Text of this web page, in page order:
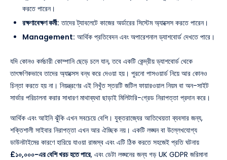
করতে পারেন।
রক্ষণাবেক্ষণ কর্মী: তাদের ট্যাবলেটে কাজের অর্ডারের সিস্টেম অ্যাক্সেস করতে পারেন।
Management: আর্থিক প্রতিবেদন এবং অপারেশনাল ড্যাশবোর্ড দেখতে পারে।
যদি কোনও কর্মচারী কোম্পানি ছেড়ে চলে যান, তবে একটি কেন্দ্রীয় ড্যাশবোর্ড থেকে
তাৎক্ষণিকভাবে তাদের অ্যাক্সেস বন্ধ করে দেওয়া হয়। পুরনো পাসওয়ার্ড নিয়ে আর কোনও
চিন্তা করতে হয় না। নিয়ন্ত্রণের এই নিখুঁত স্তরটি জটিল ফায়ারওয়াল নিয়ম বা অন-সাইট
সার্ভার পরিচালনা করার সাধারণ মাথাব্যথা ছাড়াই মিলিটারি-গ্রেড নিরাপত্তা প্রদান করে।
আর্থিক এবং আইনি ঝুঁকি এখন সবচেয়ে বেশি। যুক্তরাজ্যের আতিথেয়তা ব্যবসার জন্য,
শক্তিশালী সাইবার নিরাপত্তা এখন আর ঐচ্ছিক নয়। একটি লঙ্ঘন বা উল্লেখযোগ্য
ডাউনটাইমের কারণে হারিয়ে যাওয়া রাজস্ব এবং এটি ঠিক করতে সহজেই প্রতি ঘটনায়
£১০,০০০-এর বেশি খরচ হতে পারে, এবং ডেটা লঙ্ঘনের জন্য গড় UK GDPR জরিমানা